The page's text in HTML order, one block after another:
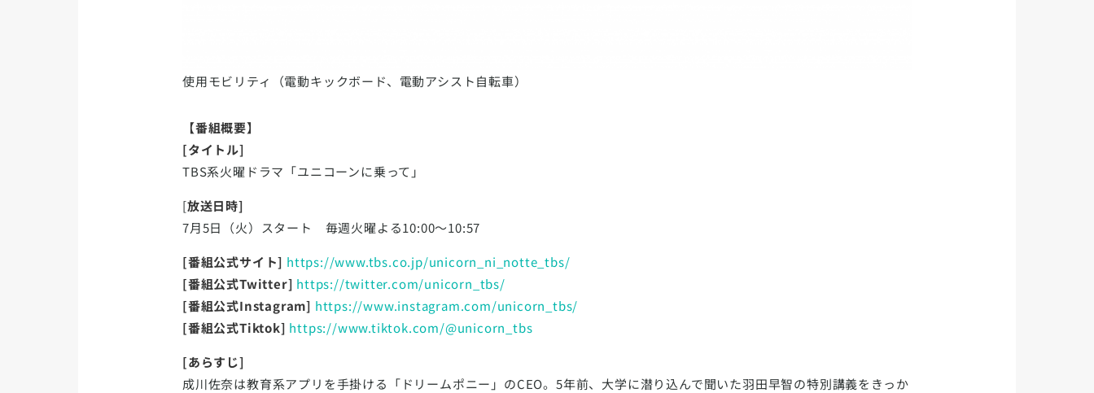
使用モビリティ（電動キックボード、電動アシスト自転車）
【番組概要】
[タイトル]
TBS系火曜ドラマ「ユニコーンに乗って」
[放送日時]
7月5日（火）スタート 毎週火曜よる10:00〜10:57
[番組公式サイト] https://www.tbs.co.jp/unicorn_ni_notte_tbs/
[番組公式Twitter] https://twitter.com/unicorn_tbs/
[番組公式Instagram] https://www.instagram.com/unicorn_tbs/
[番組公式Tiktok] https://www.tiktok.com/@unicorn_tbs
[あらすじ]
成川佐奈は教育系アプリを手掛ける「ドリームポニー」のCEO。5年前、大学に潜り込んで聞いた羽田早智の特別講義をきっか